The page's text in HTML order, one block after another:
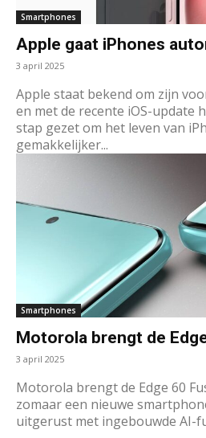
Smartphones
Apple gaat iPhones
3 april 2025
​Apple staat bekend om zijn
en met de recente iOS-update
stap gezet om het leven van
gemakkelijker...
Smartphones
Motorola brengt de
3 april 2025
Motorola brengt de Edge 60
zomaar een nieuwe
uitgerust met ingebouwde AI-